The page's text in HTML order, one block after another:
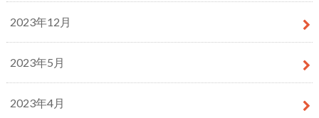
2023年12月
2023年5月
2023年4月